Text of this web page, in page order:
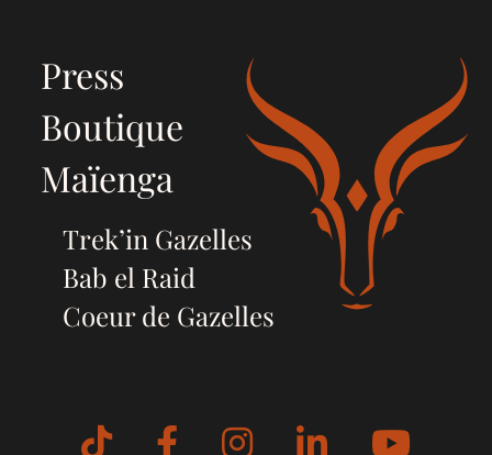
Press
Boutique
Maïenga
Trek’in Gazelles
Bab el Raid
Coeur de Gazelles
Tiktok FacebookInstagram
LinkedIn